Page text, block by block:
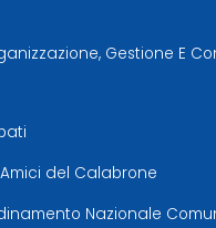
Gestione E
del Calabrone
Nazionale